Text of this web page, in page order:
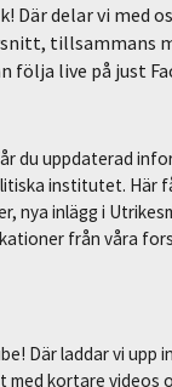
Där delar vi med
tillsammans
följa live på just
du uppdaterad
institutet. Här
nya inlägg i
från våra
Där laddar vi upp
med kortare videos